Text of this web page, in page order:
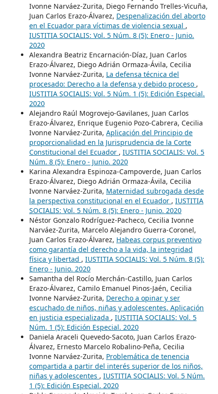
Ivonne Narváez-Zurita, Diego Fernando Trelles-Vicuña,
Juan Carlos Erazo-Álvarez, Despenalización del aborto
en el Ecuador para víctimas de violencia sexual ,
IUSTITIA SOCIALIS: Vol. 5 Núm. 8 (5): Enero - Junio.
2020
Alexandra Beatriz Encarnación-Díaz, Juan Carlos
Erazo-Álvarez, Diego Adrián Ormaza-Ávila, Cecilia
Ivonne Narváez-Zurita, La defensa técnica del
procesado: Derecho a la defensa y debido proceso ,
IUSTITIA SOCIALIS: Vol. 5 Núm. 1 (5): Edición Especial.
2020
Alejandro Raúl Mogrovejo-Gavilanes, Juan Carlos
Erazo-Álvarez, Enrique Eugenio Pozo-Cabrera, Cecilia
Ivonne Narváez-Zurita, Aplicación del Principio de
proporcionalidad en la Jurisprudencia de la Corte
Constitucional del Ecuador , IUSTITIA SOCIALIS: Vol. 5
Núm. 8 (5): Enero - Junio. 2020
Karina Alexandra Espinoza-Campoverde, Juan Carlos
Erazo-Álvarez, Diego Adrián Ormaza-Ávila, Cecilia
Ivonne Narváez-Zurita, Maternidad subrogada desde
la perspectiva constitucional en el Ecuador , IUSTITIA
SOCIALIS: Vol. 5 Núm. 8 (5): Enero - Junio. 2020
Néstor Gonzalo Rodríguez-Pacheco, Cecilia Ivonne
Narváez-Zurita, Marcelo Alejandro Guerra-Coronel,
Juan Carlos Erazo-Álvarez, Habeas corpus preventivo
como garantía del derecho a la vida, la integridad
física y libertad , IUSTITIA SOCIALIS: Vol. 5 Núm. 8 (5):
Enero - Junio. 2020
Samantha del Rocío Merchán-Castillo, Juan Carlos
Erazo-Álvarez, Camilo Emanuel Pinos-Jaén, Cecilia
Ivonne Narváez-Zurita, Derecho a opinar y ser
escuchado de niños, niñas y adolescentes. Aplicación
en justicia especializada , IUSTITIA SOCIALIS: Vol. 5
Núm. 1 (5): Edición Especial. 2020
Daniela Araceli Quevedo-Sacoto, Juan Carlos Erazo-
Álvarez, Ernesto Marcelo Robalino-Peña, Cecilia
Ivonne Narváez-Zurita, Problemática de tenencia
compartida a partir del interés superior de los niños,
niñas y adolescentes , IUSTITIA SOCIALIS: Vol. 5 Núm.
1 (5): Edición Especial. 2020